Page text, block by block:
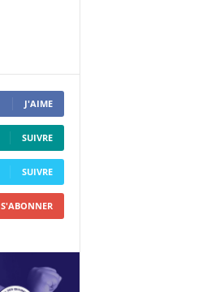
J'AIME
SUIVRE
SUIVRE
S'ABONNER